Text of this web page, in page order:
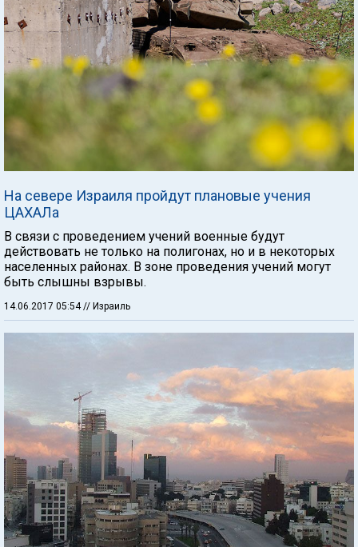
На севере Израиля пройдут плановые учения
ЦАХАЛа
В связи с проведением учений военные будут
действовать не только на полигонах, но и в некоторых
населенных районах. В зоне проведения учений могут
быть слышны взрывы.
14.06.2017 05:54// Израиль